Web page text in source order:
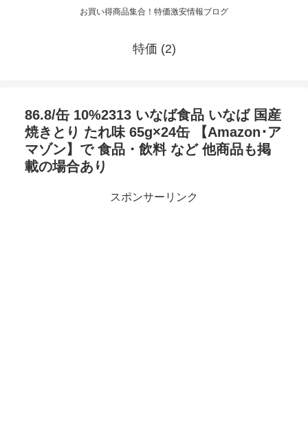
お買い得商品集合！特価激安情報ブログ
特価 (2)
86.8/缶 10%2313 いなば食品 いなば 国産
焼きとり たれ味 65g×24缶 【Amazon･ア
マゾン】で 食品・飲料 など 他商品も掲
載の場合あり
スポンサーリンク